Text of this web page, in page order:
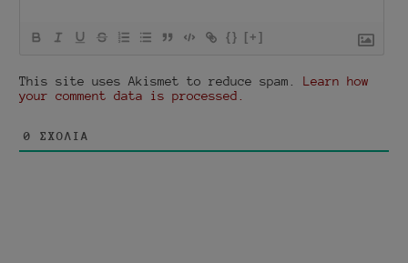
{} [+]
This site uses Akismet to reduce spam. Learn how
your comment data is processed.
0 ΣΧΌΛΙΑ